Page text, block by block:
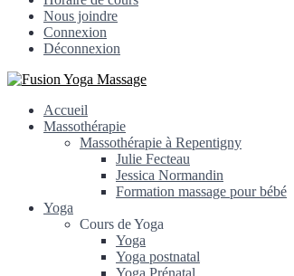
Nous joindre
Connexion
Déconnexion
Accueil
Massothérapie
Massothérapie à Repentigny
Julie Fecteau
Jessica Normandin
Formation massage pour bébé
Yoga
Cours de Yoga
Yoga
Yoga postnatal
Yoga Prénatal